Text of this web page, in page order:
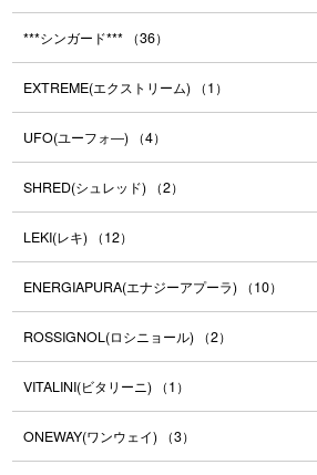
***シンガード*** （36）
EXTREME(エクストリーム) （1）
UFO(ユーフォ―) （4）
SHRED(シュレッド) （2）
LEKI(レキ) （12）
ENERGIAPURA(エナジーアプーラ) （10）
ROSSIGNOL(ロシニョール) （2）
VITALINI(ビタリーニ) （1）
ONEWAY(ワンウェイ) （3）